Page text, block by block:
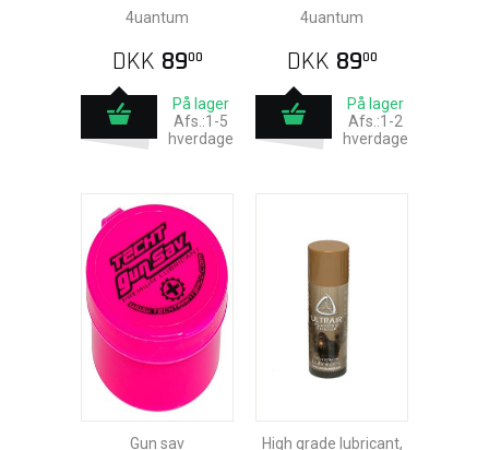
4uantum
DKK 8900
På lager
Afs.:1-5
hverdage
4uantum
DKK 8900
På lager
Afs.:1-2
hverdage
Gun sav
High grade lubricant,